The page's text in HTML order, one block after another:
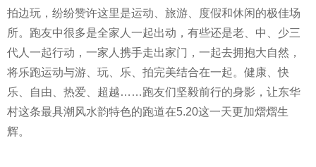
拍边玩，纷纷赞许这里是运动、旅游、度假和休闲的极佳场
所。跑友中很多是全家人一起出动，有些还是老、中、少三
代人一起行动，一家人携手走出家门，一起去拥抱大自然，
将乐跑运动与游、玩、乐、拍完美结合在一起。健康、快
乐、自由、热爱、超越……跑友们坚毅前行的身影，让东华
村这条最具潮风水韵特色的跑道在5.20这一天更加熠熠生
辉。